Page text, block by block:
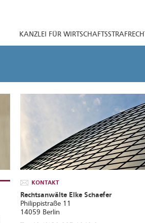
KANZLEI FÜR WIRTSCHAFTSSTRAFRECHT
KONTAKT
Rechtsanwälte Elke Schaefer
Philippistraße 11
14059 Berlin